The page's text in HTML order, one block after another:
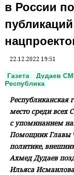
в России
22.12.2022 19:51
Газета Дудаев
Республика
Республиканская
место среди всех
с упоминанием
Помощник Главы
политике,
Ахмед Дудаев
Ильяса